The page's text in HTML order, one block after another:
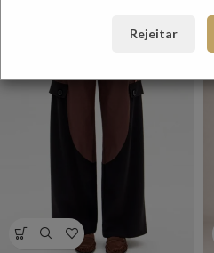
Rejeitar